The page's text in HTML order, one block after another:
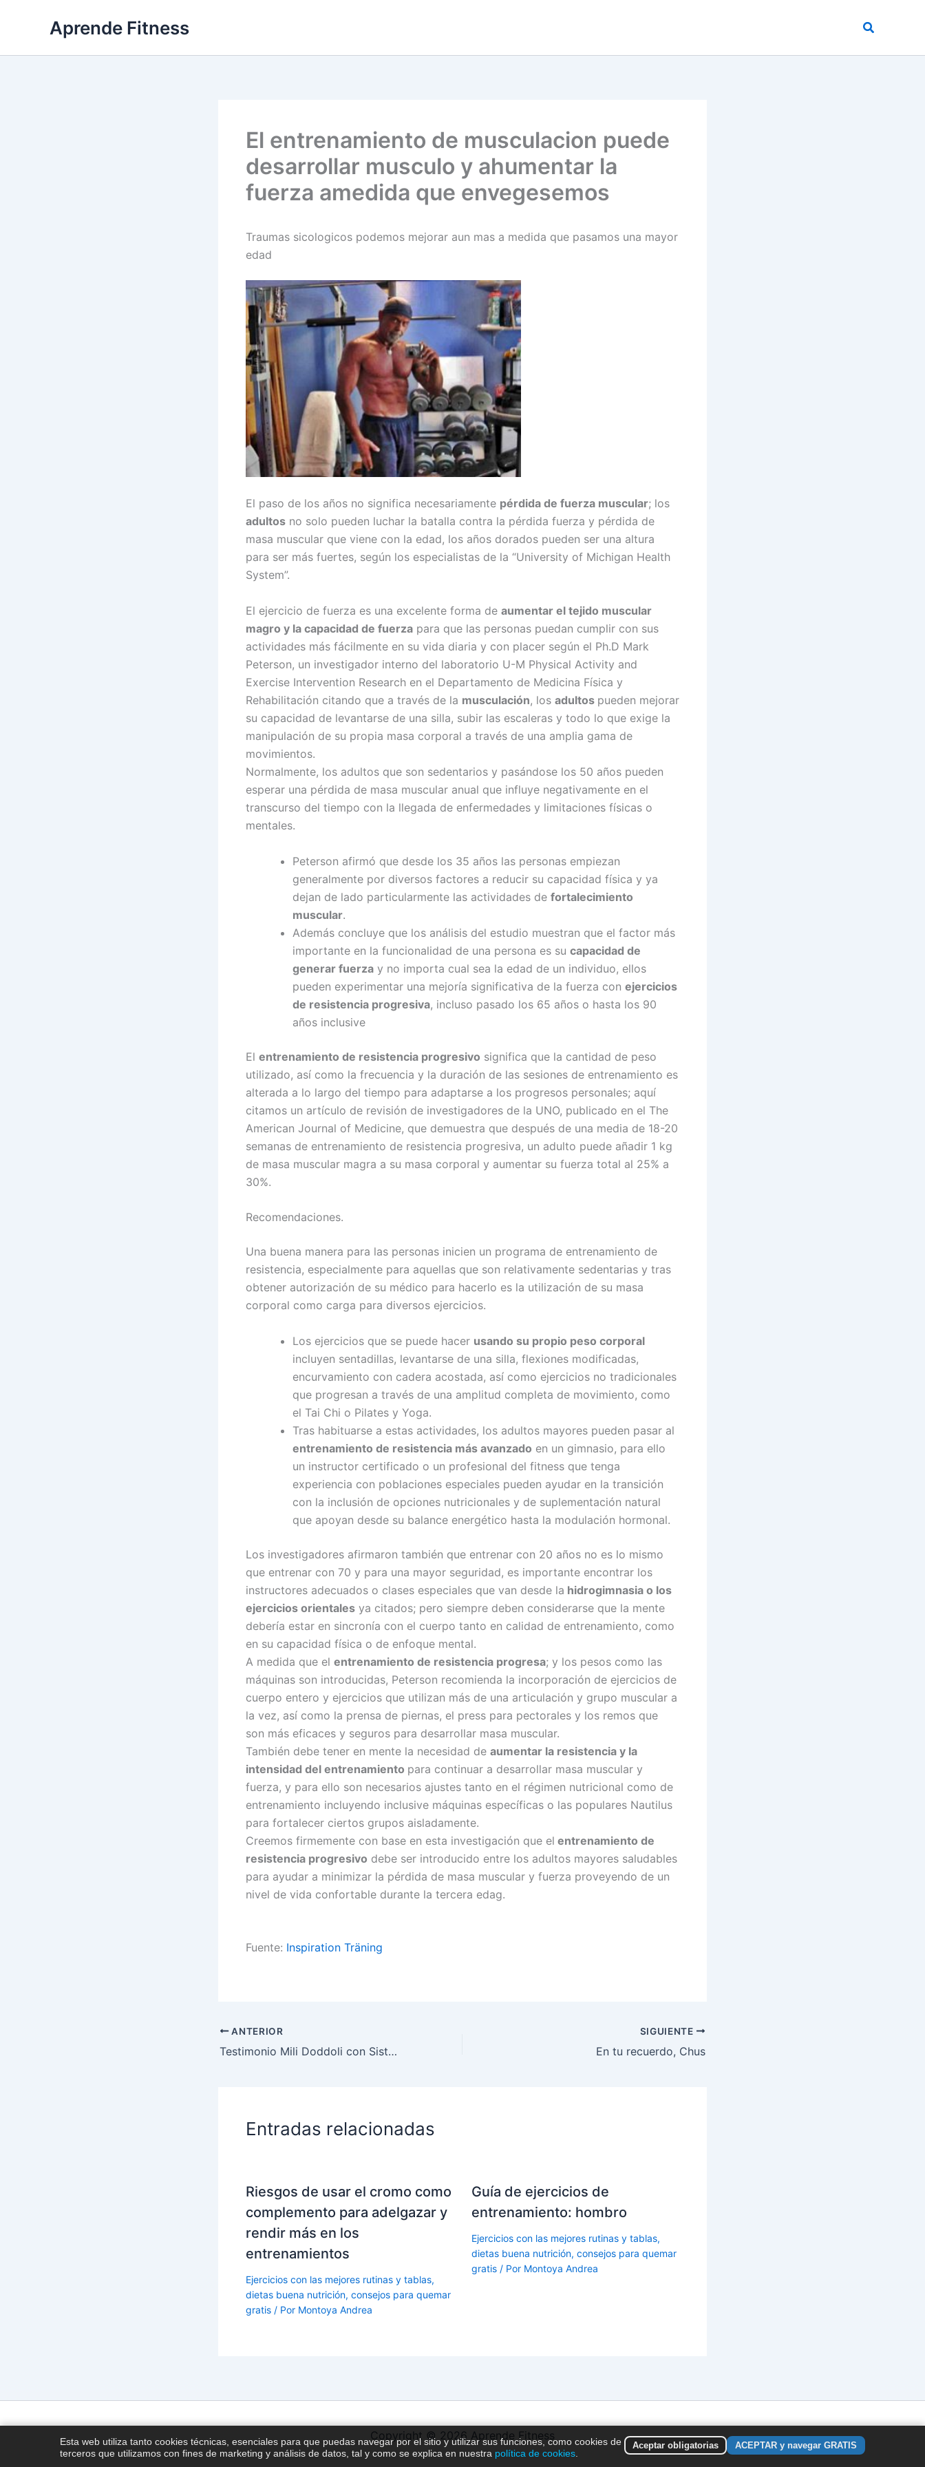
Aprende Fitness Buscar
El entrenamiento de musculacion puede
desarrollar musculo y ahumentar la
fuerza amedida que envegesemos
Traumas sicologicos podemos mejorar aun mas a medida que pasamos una mayor
edad
El paso de los años no significa necesariamente pérdida de fuerza muscular; los
adultos no solo pueden luchar la batalla contra la pérdida fuerza y pérdida de
masa muscular que viene con la edad, los años dorados pueden ser una altura
para ser más fuertes, según los especialistas de la “University of Michigan Health
System”.
El ejercicio de fuerza es una excelente forma de aumentar el tejido muscular
magro y la capacidad de fuerza para que las personas puedan cumplir con sus
actividades más fácilmente en su vida diaria y con placer según el Ph.D Mark
Peterson, un investigador interno del laboratorio U-M Physical Activity and
Exercise Intervention Research en el Departamento de Medicina Física y
Rehabilitación citando que a través de la musculación, los adultos pueden mejorar
su capacidad de levantarse de una silla, subir las escaleras y todo lo que exige la
manipulación de su propia masa corporal a través de una amplia gama de
movimientos.
Normalmente, los adultos que son sedentarios y pasándose los 50 años pueden
esperar una pérdida de masa muscular anual que influye negativamente en el
transcurso del tiempo con la llegada de enfermedades y limitaciones físicas o
mentales.
Peterson afirmó que desde los 35 años las personas empiezan
generalmente por diversos factores a reducir su capacidad física y ya
dejan de lado particularmente las actividades de fortalecimiento
muscular.
Además concluye que los análisis del estudio muestran que el factor más
importante en la funcionalidad de una persona es su capacidad de
generar fuerza y no importa cual sea la edad de un individuo, ellos
pueden experimentar una mejoría significativa de la fuerza con ejercicios
de resistencia progresiva, incluso pasado los 65 años o hasta los 90
años inclusive
El entrenamiento de resistencia progresivo significa que la cantidad de peso
utilizado, así como la frecuencia y la duración de las sesiones de entrenamiento es
alterada a lo largo del tiempo para adaptarse a los progresos personales; aquí
citamos un artículo de revisión de investigadores de la UNO, publicado en el The
American Journal of Medicine, que demuestra que después de una media de 18-20
semanas de entrenamiento de resistencia progresiva, un adulto puede añadir 1 kg
de masa muscular magra a su masa corporal y aumentar su fuerza total al 25% a
30%.
Recomendaciones.
Una buena manera para las personas inicien un programa de entrenamiento de
resistencia, especialmente para aquellas que son relativamente sedentarias y tras
obtener autorización de su médico para hacerlo es la utilización de su masa
corporal como carga para diversos ejercicios.
Los ejercicios que se puede hacer usando su propio peso corporal
incluyen sentadillas, levantarse de una silla, flexiones modificadas,
encurvamiento con cadera acostada, así como ejercicios no tradicionales
que progresan a través de una amplitud completa de movimiento, como
el Tai Chi o Pilates y Yoga.
Tras habituarse a estas actividades, los adultos mayores pueden pasar al
entrenamiento de resistencia más avanzado en un gimnasio, para ello
un instructor certificado o un profesional del fitness que tenga
experiencia con poblaciones especiales pueden ayudar en la transición
con la inclusión de opciones nutricionales y de suplementación natural
que apoyan desde su balance energético hasta la modulación hormonal.
Los investigadores afirmaron también que entrenar con 20 años no es lo mismo
que entrenar con 70 y para una mayor seguridad, es importante encontrar los
instructores adecuados o clases especiales que van desde la hidrogimnasia o los
ejercicios orientales ya citados; pero siempre deben considerarse que la mente
debería estar en sincronía con el cuerpo tanto en calidad de entrenamiento, como
en su capacidad física o de enfoque mental.
A medida que el entrenamiento de resistencia progresa; y los pesos como las
máquinas son introducidas, Peterson recomienda la incorporación de ejercicios de
cuerpo entero y ejercicios que utilizan más de una articulación y grupo muscular a
la vez, así como la prensa de piernas, el press para pectorales y los remos que
son más eficaces y seguros para desarrollar masa muscular.
También debe tener en mente la necesidad de aumentar la resistencia y la
intensidad del entrenamiento para continuar a desarrollar masa muscular y
fuerza, y para ello son necesarios ajustes tanto en el régimen nutricional como de
entrenamiento incluyendo inclusive máquinas específicas o las populares Nautilus
para fortalecer ciertos grupos aisladamente.
Creemos firmemente con base en esta investigación que el entrenamiento de
resistencia progresivo debe ser introducido entre los adultos mayores saludables
para ayudar a minimizar la pérdida de masa muscular y fuerza proveyendo de un
nivel de vida confortable durante la tercera edag.
Fuente: Inspiration Träning
ANTERIOR
Testimonio Mili Doddoli con Sistema Fitness
SIGUIENTE
En tu recuerdo, Chus
Entradas relacionadas
Riesgos de usar el cromo como
complemento para adelgazar y
rendir más en los
entrenamientos
Ejercicios con las mejores rutinas y tablas,
dietas buena nutrición, consejos para quemar
gratis / Por Montoya Andrea
Guía de ejercicios de
entrenamiento: hombro
Ejercicios con las mejores rutinas y tablas,
dietas buena nutrición, consejos para quemar
gratis/ Por Montoya Andrea
Copyright © 2026 Aprende Fitness
Esta web utiliza tanto cookies técnicas, esenciales para que puedas navegar por el sitio y utilizar sus funciones, como cookies de
terceros que utilizamos con fines de marketing y análisis de datos, tal y como se explica en nuestra política de cookies
Aceptar obligatorias ACEPTAR y navegar GRATIS